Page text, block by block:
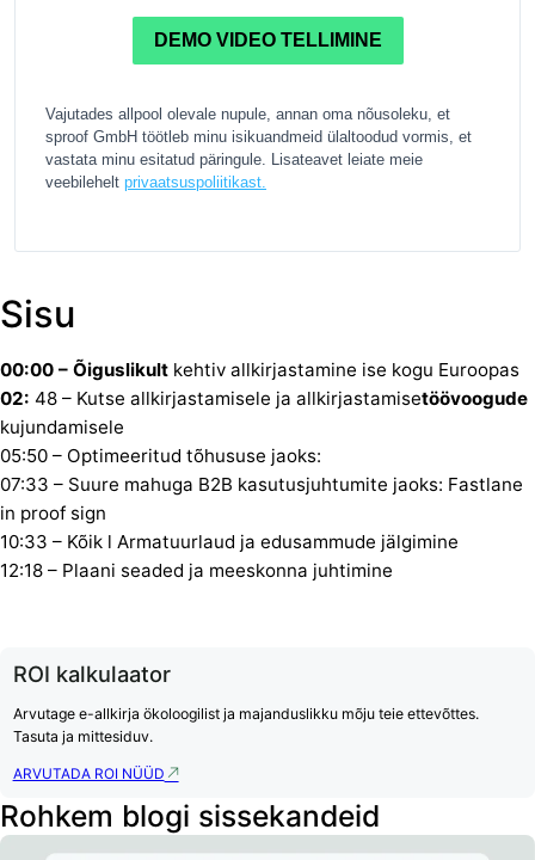
DEMO VIDEO TELLIMINE
Vajutades allpool olevale nupule, annan oma nõusoleku, et
sproof GmbH töötleb minu isikuandmeid ülaltoodud vormis, et
vastata minu esitatud päringule. Lisateavet leiate meie
veebilehelt privaatsuspoliitikast.
Sisu
00:00 – Õiguslikult kehtiv allkirjastamine ise kogu Euroopas
02: 48 – Kutse allkirjastamisele ja allkirjastamisetöövoogude
kujundamisele
05:50 – Optimeeritud tõhususe jaoks:
07:33 – Suure mahuga B2B kasutusjuhtumite jaoks: Fastlane
in proof sign
10:33 – Kõik l Armatuurlaud ja edusammude jälgimine
12:18 – Plaani seaded ja meeskonna juhtimine
ROI kalkulaator
Arvutage e-allkirja ökoloogilist ja majanduslikku mõju teie ettevõttes.
Tasuta ja mittesiduv.
ARVUTADA ROI NÜÜD
Rohkem blogi sissekandeid